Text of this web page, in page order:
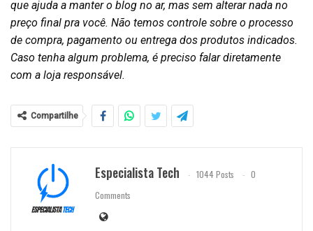
que ajuda a manter o blog no ar, mas sem alterar nada no
preço final pra você. Não temos controle sobre o processo
de compra, pagamento ou entrega dos produtos indicados.
Caso tenha algum problema, é preciso falar diretamente
com a loja responsável.
Compartilhe
Especialista Tech 1044 Posts
0
Comments